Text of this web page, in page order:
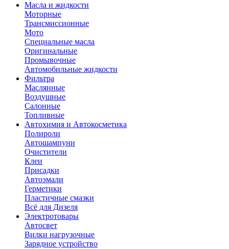
Масла и жидкости
Моторные
Трансмиссионные
Мото
Специальные масла
Оригинальные
Промывочные
Автомобильные жидкости
Фильтра
Маслянные
Воздушные
Салонные
Топливные
Автохимия и Автокосметика
Полироли
Автошампуни
Очистители
Клеи
Присадки
Автоэмали
Герметики
Пластичные смазки
Всё для Дизеля
Электротовары
Автосвет
Вилки нагрузочные
Зарядное устройство